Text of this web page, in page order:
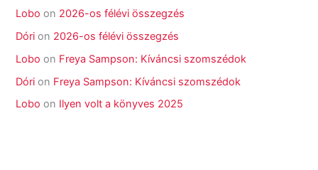
Lobo on 2026-os félévi összegzés
Dóri on 2026-os félévi összegzés
Lobo on Freya Sampson: Kíváncsi szomszédok
Dóri on Freya Sampson: Kíváncsi szomszédok
Lobo on Ilyen volt a könyves 2025